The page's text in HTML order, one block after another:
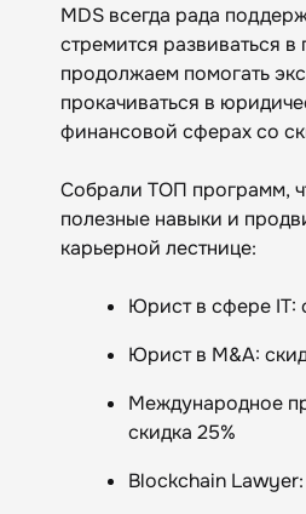
MDS всегда рада
стремится развиваться
продолжаем помогать
прокачиваться в
финансовой сферах со
Собрали ТОП программ,
полезные навыки и
карьерной лестнице:
Юрист в сфере IT:
Юрист в M&A:
Международное
скидка 25%
Blockchain